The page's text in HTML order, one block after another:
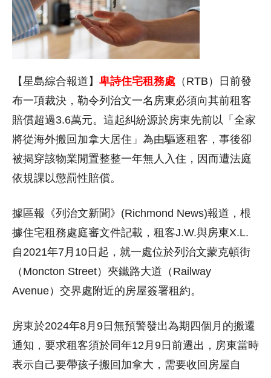
【星島綜合報道】 卑詩住宅租務處 （RTB）日前發
布一項裁決，勒令列治文一名房東必須向其前租客
賠償超過3.6萬元。這起糾紛源於房東先前以「全家
將從海外搬回加拿大居住」為由驅逐租客，事後卻
被揭穿該物業閒置整整一年無人入住，因而遭法庭
依規課以懲罰性賠償。
據區報《列治文新聞》(Richmond News)報道，根
據住宅租務處庭審文件記載，租客J.W.與房東X.L.
自2021年7月10日起，就一處位於列治文蒙克頓街
（Moncton Street）夾鐵路大道（Railway
Avenue）交界處附近的房屋簽署租約。
房東於2024年8月9日無預警發出為期四個月的搬遷
通知，要求租客須於同年12月9日前遷出，房東當時
表示自己要帶孩子搬回加拿大，需要收回房屋自